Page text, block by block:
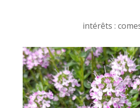
intérêts :